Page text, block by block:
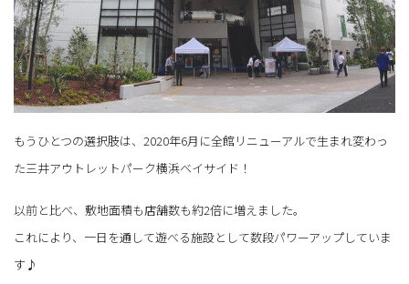
もうひとつの選択肢は、2020年6月に全館リニューアルで生まれ変わっ
た三井アウトレットパーク横浜ベイサイド！
以前と比べ、敷地面積も店舗数も約2倍に増えました。
これにより、一日を通して遊べる施設として数段パワーアップしていま
す♪